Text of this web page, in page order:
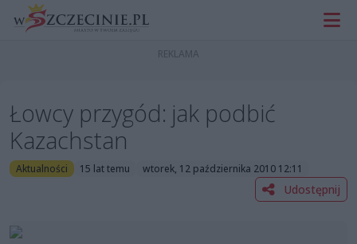
Łowcy przygód: jak podbić
Kazachstan
Aktualności 15 lat temu wtorek, 12 października 2010 12:11
Udostępnij